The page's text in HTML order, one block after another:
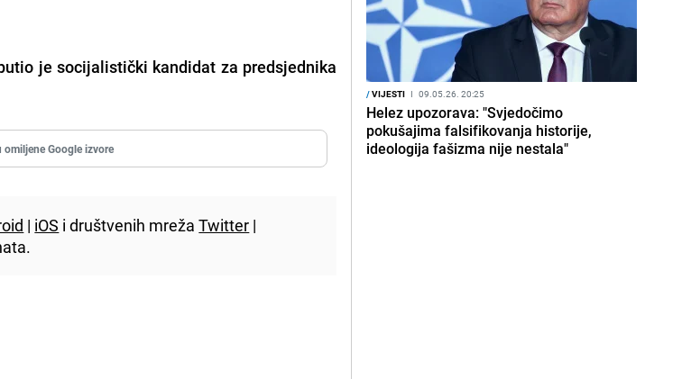
je socijalistički kandidat za predsjednika
omiljene Google izvore
| iOS i društvenih mrežaTwitter |
/VIJESTI I 09.05.26. 20:25
Helez upozorava: "Svjedočimo
pokušajima falsifikovanja historije,
ideologija fašizma nije nestala"